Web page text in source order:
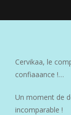
Cervikaa, le
confiaaance !…
Un moment de
incomparable !